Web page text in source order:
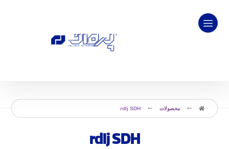
محصولات rdlj SDH
rdlj SDH